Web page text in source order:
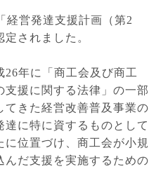
経営発達支援計画（第2
されました。
年に「商工会及び商工
援に関する法律」の一部
てきた経営改善普及事業の
に特に資するものとして
に位置づけ、商工会が小規
んだ支援を実施するための